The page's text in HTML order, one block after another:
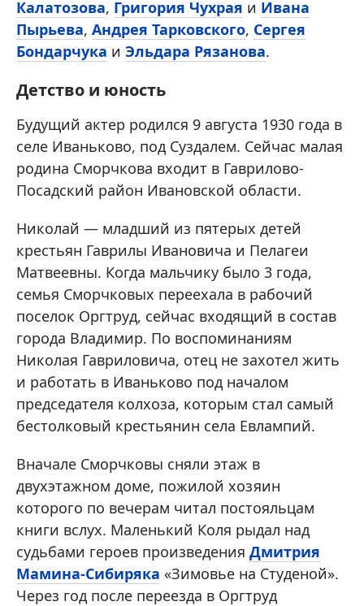
Калатозова, Григория Чухрая и Ивана
Пырьева, Андрея Тарковского, Сергея
Бондарчука и Эльдара Рязанова.
Детство и юность
Будущий актер родился 9 августа 1930 года в
селе Иваньково, под Суздалем. Сейчас малая
родина Сморчкова входит в Гаврилово-
Посадский район Ивановской области.
Николай — младший из пятерых детей
крестьян Гаврилы Ивановича и Пелагеи
Матвеевны. Когда мальчику было 3 года,
семья Сморчковых переехала в рабочий
поселок Оргтруд, сейчас входящий в состав
города Владимир. По воспоминаниям
Николая Гавриловича, отец не захотел жить
и работать в Иваньково под началом
председателя колхоза, которым стал самый
бестолковый крестьянин села Евлампий.
Вначале Сморчковы сняли этаж в
двухэтажном доме, пожилой хозяин
которого по вечерам читал постояльцам
книги вслух. Маленький Коля рыдал над
судьбами героев произведения Дмитрия
Мамина-Сибиряка «Зимовье на Студеной».
Через год после переезда в Оргтруд